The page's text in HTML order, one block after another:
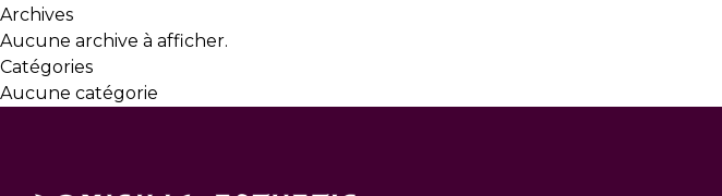
Archives
Aucune archive à afficher.
Catégories
Aucune catégorie